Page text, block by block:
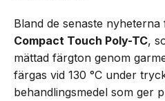
Bland de senaste nyheterna
Compact Touch Poly-TC,
mättad färgton genom
färgas vid 130 °C under
behandlingsmedel som ger